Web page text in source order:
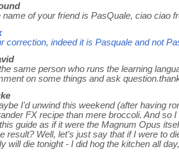
name of your friend is PasQuale, ciao ciao
correction, indeed it is Pasquale and not
same person who runs the learning
on some things and ask
I'd unwind this weekend (after having
FX recipe than mere broccoli. And so
guide as if it were the Magnum Opus
result? Well, let's just say that if I were to
will die tonight - I did hog the kitchen all